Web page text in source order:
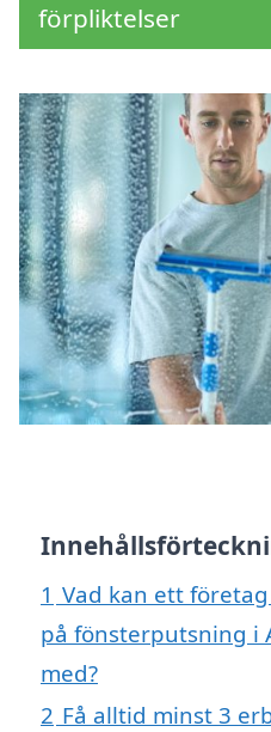
förpliktelser
1 Vad kan ett
på fönsterputsning i
med?
2 Få alltid minst 3